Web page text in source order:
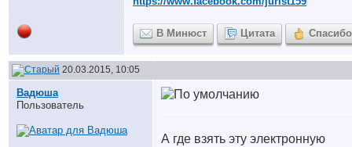
В Минюст Цитата Спасибо
20.03.2015, 10:05
Вадюша
Пользователь
А где взять эту электронную